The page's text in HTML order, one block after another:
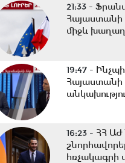
21:33 -
Հայաստանի
միջև
19:47 -
Հայաստանի
16:23 - ՀՀ
հռչակագրի